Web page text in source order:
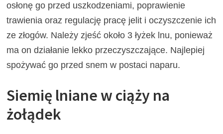
osłonę go przed uszkodzeniami, poprawienie
trawienia oraz regulację pracę jelit i oczyszczenie ich
ze złogów. Należy zjeść około 3 łyżek lnu, ponieważ
ma on działanie lekko przeczyszczające. Najlepiej
spożywać go przed snem w postaci naparu.
Siemię lniane w ciąży na
żołądek